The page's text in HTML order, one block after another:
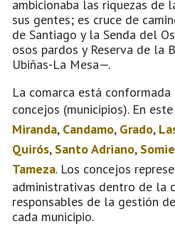
ambicionaba las riquezas de
sus gentes; es cruce de
de Santiago y la Senda del
osos pardos y Reserva de la
Ubiñas-La Mesa—.
La comarca está
concejos (municipios). En
Miranda, Candamo, Grado,
Quirós, Santo Adriano,
Tameza. Los concejos
administrativas dentro de la
responsables de la gestión
cada municipio.